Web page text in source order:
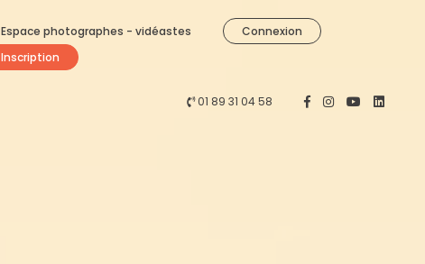
Espace photographes - vidéastes
Connexion
Inscription
01 89 31 04 58